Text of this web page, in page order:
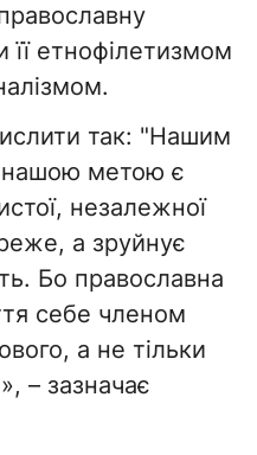
її етнофілетизмом
так: "Нашим
нашою метою є
незалежної
а зруйнує
Бо православна
себе членом
а не тільки
– зазначає